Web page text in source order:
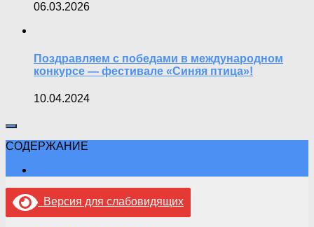
06.03.2026
Поздравляем с победами в международном
конкурсе — фестивале «Синяя птица»!
10.04.2024
СОДЕРЖАНИЕ
Версия для слабовидящих